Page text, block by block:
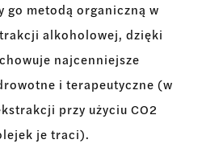
go metodą organiczną w
alkoholowej, dzięki
najcenniejsze
i terapeutyczne (w
przy użyciu CO2
je traci).